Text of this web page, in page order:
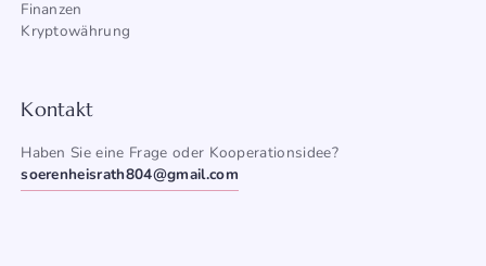
Finanzen
Kryptowährung
Kontakt
Haben Sie eine Frage oder Kooperationsidee?
soerenheisrath804@gmail.com